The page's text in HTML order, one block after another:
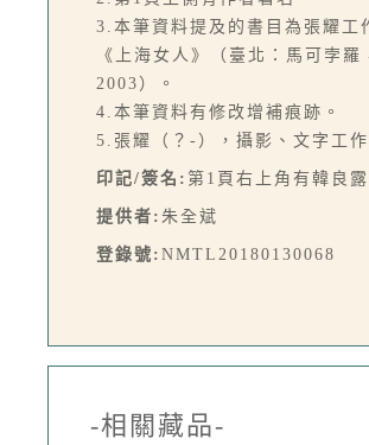
3.本筆資料提及的書目為張耀工
《上海女人》（臺北：馬可孛羅
2003）。
4.本筆資料有修改增補痕跡。
5.張耀（？-），攝影、文字工作
印記/簽名: 第1頁右上角有韓良露
提供者: 朱全斌
登錄號: NMTL20180130068
-相關藏品-